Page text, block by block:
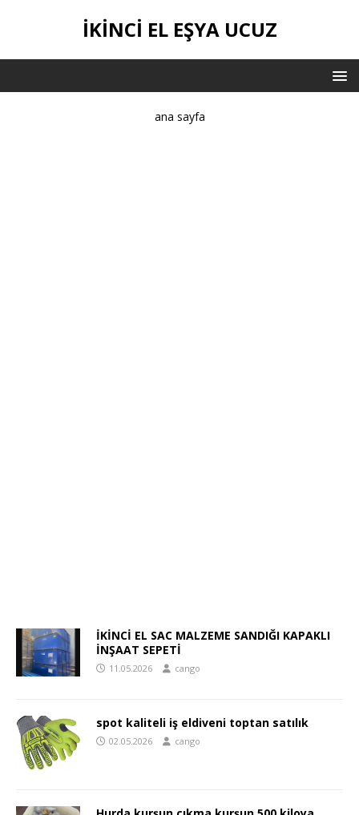
IKINCI EL EŞYA UCUZ
ana sayfa
İKİNCİ EL SAC MALZEME SANDIĞI KAPAKLI
İNŞAAT SEPETİ
11.05.2026 cango
spot kaliteli iş eldiveni toptan satılık
02.05.2026 cango